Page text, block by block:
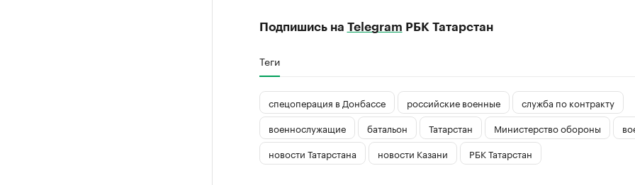
Подпишись на Telegram РБК Татарстан
Теги
спецоперация в Донбассе российские военные
служба по контракту
военнослужащие
батальон Татарстан Министерство обороны
новости Татарстана
новости Казани РБК Татарстан